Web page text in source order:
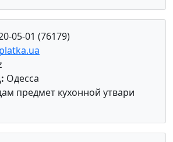
05-01 (76179)
Одесса
предмет кухонной утвари